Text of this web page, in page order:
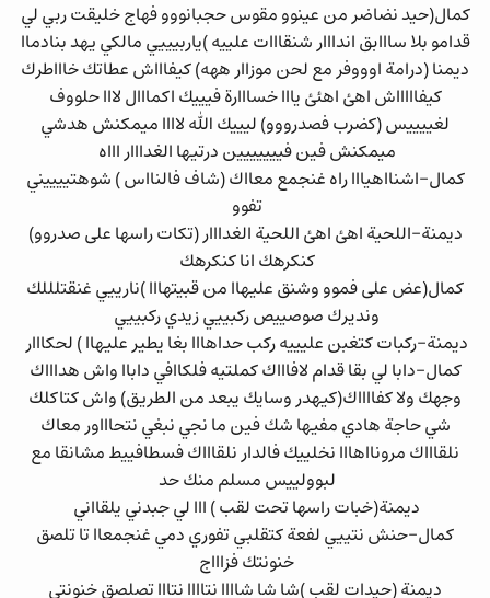
كمال(حيد نضاضر من عينوو مقوس حجبانووو فهاج خليقت ربي لي
قدامو بلا سااابق اندااار شنقااات علييه )ياربيييي مالكي يهد بنادماا
ديمنا (درامة اوووفر مع لحن موزاار ههه) كيفاااش عطاتك خاااطرك
كيفاااااش اهئ اهئئ يااا خسااارة فيييك اكمااال لااا حلووف
لغييييس (كضرب فصدرووو) ليييك الله لاااا ميمكنش هدشي
ميمكنش فين فييييييين درتيها الغدااار اااه
كمال-اشنااهيااا راه غنجمع معااك (شاف فالنااس ) شوهتييييني
تفوو
ديمنة-اللحية اهئ اهئ اللحية الغدااار (تكات راسها على صدروو)
كنكرهك انا كنكرهك
كمال(عض على فموو وشنق عليهاا من قبيتهااا )نارييي غنقتلللك
ونديرك صوصييص ركبييي زيدي ركبييي
ديمنة-ركبات كتغبن عليييه ركب حداهااا بغا يطير عليهاا ) لحكااار
كمال-دابا لي بقا قدام لافاااك كملتيه فلكاافي داباا واش هداااك
وجهك ولا كفااااك(كيهدر وسايك يبعد من الطريق) واش كتاكلك
شي حاجة هادي مفيها شك فين ما نجي نبغي نتحاااور معاك
نلقاااك مرونااهااا نخلييك فالدار نلقاااك فسطافييط مشانقا مع
لبوولييس مسلم منك حد
ديمنة(خبات راسها تحت لقب ) ااا لي جبدني يلقااني
كمال-حنش نتييي لفعة كتقلبي تفوري دمي غنجمعاا تا تلصق
خنونتك فزاااج
ديمنة (حيدات لقب )شا شا شاااا نتاااا نتااا تصلصق خنونتي